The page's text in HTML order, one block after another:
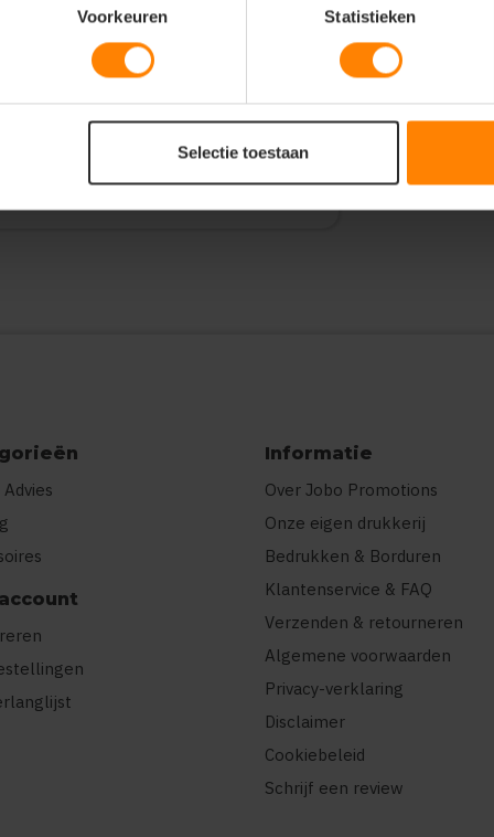
Voorkeuren Statistieken
Selectie toestaan
another new and innovative
ability, the shirt is as
with you in your every
soft hand-touched poplin. with
from the office to the less formal
Informatie
Over Jobo Promotions
Onze eigen drukkerij
Bedrukken & Borduren
Klantenservice & FAQ
Verzenden & retourneren
Algemene voorwaarden
Privacy-verklaring
Disclaimer
Cookiebeleid
Schrijf een review